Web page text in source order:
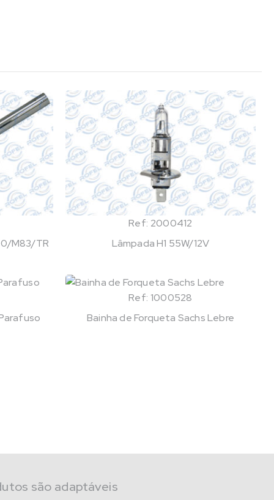
M83/TR
Ref: 2000412
Lâmpada H1 55W/12V
Ref: 1000528
Bainha de Forqueta Sachs Lebre
são adaptáveis